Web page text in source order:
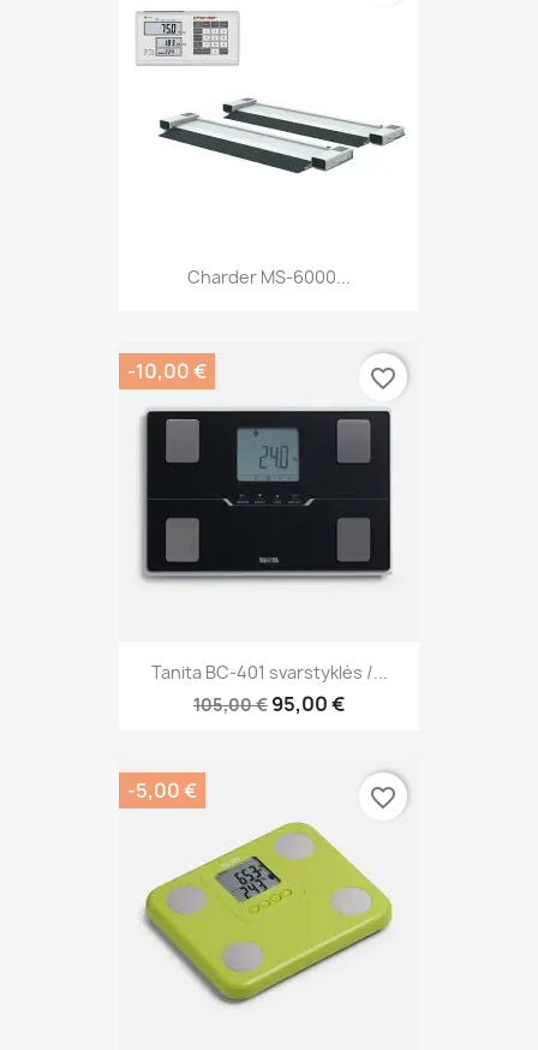
Charder MS-6000...
Tanita BC-401 svarstyklės /...
105,00 € 95,00 €
-10,00 € favorite_border
-5,00 € favorite_border